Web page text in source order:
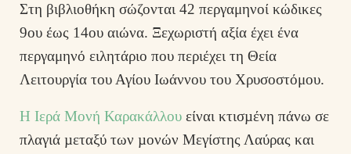
Στη βιβλιοθήκη σώζονται 42 περγαμηνοί κώδικες
9ου έως 14ου αιώνα. Ξεχωριστή αξία έχει ένα
περγαμηνό ειλητάριο που περιέχει τη Θεία
Λειτουργία του Αγίου Ιωάννου του Χρυσοστόμου.
Η Ιερά Μονή Καρακάλλου είναι κτισµένη πάνω σε
πλαγιά µεταξύ των µονών Μεγίστης Λαύρας και